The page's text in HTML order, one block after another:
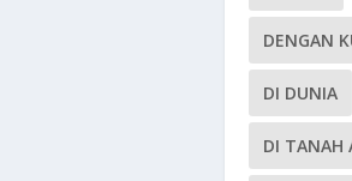
DENGAN
DI DUNIA
DI TANAH